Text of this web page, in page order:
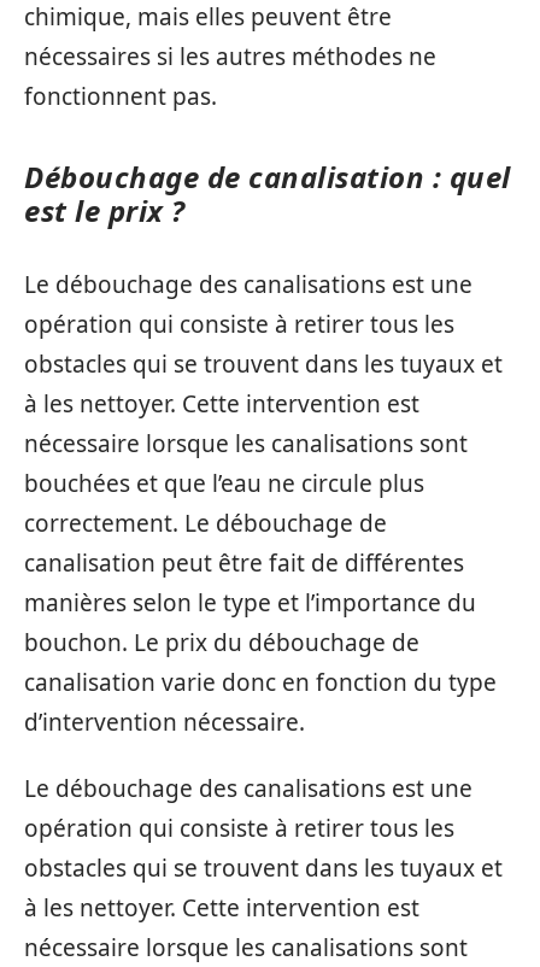
chimique, mais elles peuvent être
nécessaires si les autres méthodes ne
fonctionnent pas.
Débouchage de canalisation : quel
est le prix ?
Le débouchage des canalisations est une
opération qui consiste à retirer tous les
obstacles qui se trouvent dans les tuyaux et
à les nettoyer. Cette intervention est
nécessaire lorsque les canalisations sont
bouchées et que l’eau ne circule plus
correctement. Le débouchage de
canalisation peut être fait de différentes
manières selon le type et l’importance du
bouchon. Le prix du débouchage de
canalisation varie donc en fonction du type
d’intervention nécessaire.
Le débouchage des canalisations est une
opération qui consiste à retirer tous les
obstacles qui se trouvent dans les tuyaux et
à les nettoyer. Cette intervention est
nécessaire lorsque les canalisations sont